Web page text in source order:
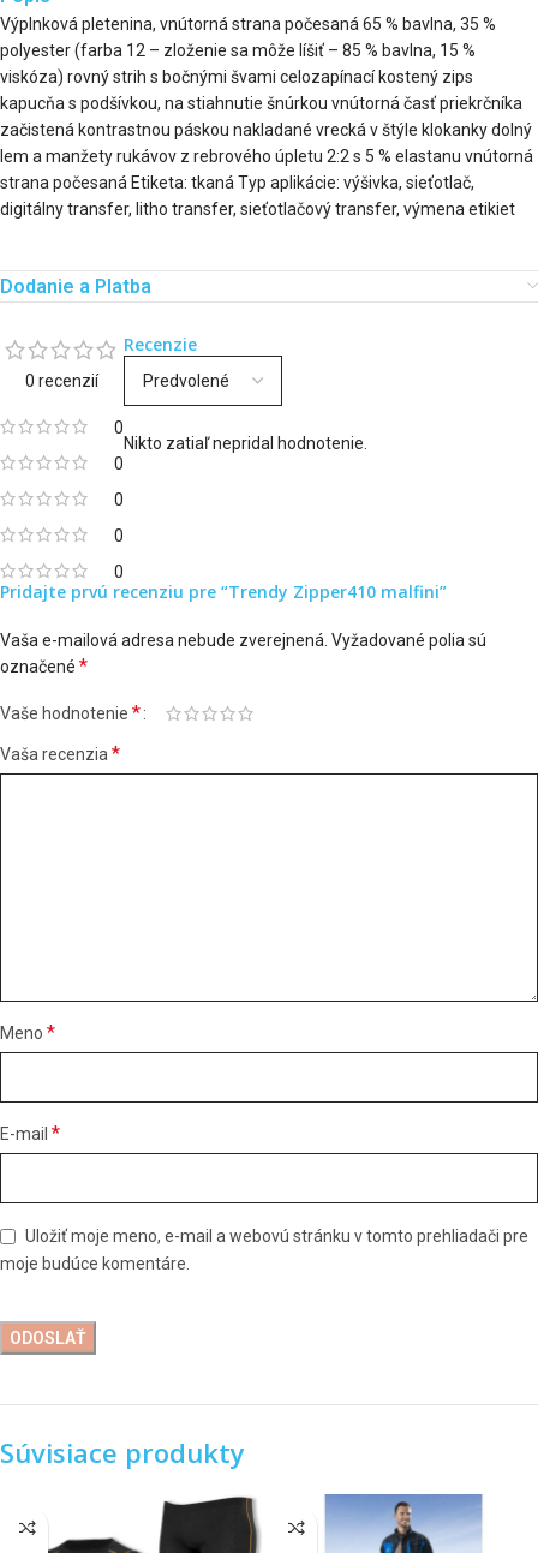
Výplnková pletenina, vnútorná strana počesaná 65 % bavlna, 35 %
polyester (farba 12 – zloženie sa môže líšiť – 85 % bavlna, 15 %
viskóza) rovný strih s bočnými švami celozapínací kostený zips
kapucňa s podšívkou, na stiahnutie šnúrkou vnútorná časť priekrčníka
začistená kontrastnou páskou nakladané vrecká v štýle klokanky dolný
lem a manžety rukávov z rebrového úpletu 2:2 s 5 % elastanu vnútorná
strana počesaná Etiketa: tkaná Typ aplikácie: výšivka, sieťotlač,
digitálny transfer, litho transfer, sieťotlačový transfer, výmena etikiet
Dodanie a Platba
0 recenzií
0
0
0
0
0
Recenzie
Nikto zatiaľ nepridal hodnotenie.
Pridajte prvú recenziu pre “Trendy Zipper410 malfini”
Vaša e-mailová adresa nebude zverejnená. Vyžadované polia sú
označené *
Vaše hodnotenie *
Vaša recenzia *
Meno *
E-mail *
Uložiť moje meno, e-mail a webovú stránku v tomto prehliadači pre
moje budúce komentáre.
Súvisiace produkty